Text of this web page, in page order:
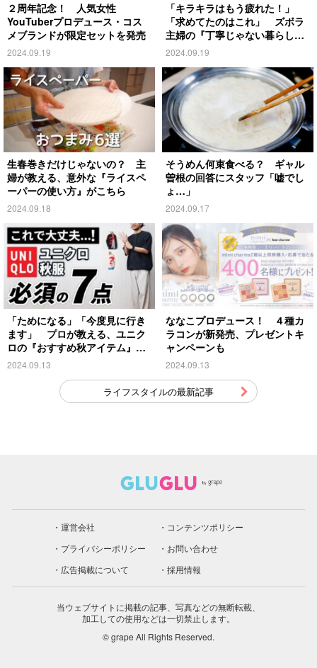
２周年記念！ 人気女性
YouTuberプロデュース・コス
メブランドが限定セットを発売
2024.09.19
「キラキラはもう疲れた！」
「求めてたのはこれ」 ズボラ
主婦の『丁寧じゃない暮らし』
がこちら
2024.09.19
生春巻きだけじゃないの？ 主
婦が教える、意外な『ライスペ
ーパーの使い方』がこちら
2024.09.18
そうめん何束食べる？ ギャル
曽根の回答にスタッフ「嘘でし
ょ…」
2024.09.17
「ためになる」「今度見に行き
ます」 プロが教える、ユニク
ロの『おすすめ秋アイテム』が
こちら
2024.09.13
ななこプロデュース！ ４種カ
ラコンが新発売、プレゼントキ
ャンペーンも
2024.09.13
ライフスタイルの最新記事
運営会社
コンテンツポリシー
プライバシーポリシー
お問い合わせ
広告掲載について
採用情報
当ウェブサイトに掲載の記事、写真などの無断転載、
加工しての使用などは一切禁止します。
© grape All Rights Reserved.